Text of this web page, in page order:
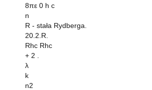
8πε 0 h c
n
R - stała Rydberga.
20.2.R.
Rhc Rhc
+ 2 .
λ
k
n2